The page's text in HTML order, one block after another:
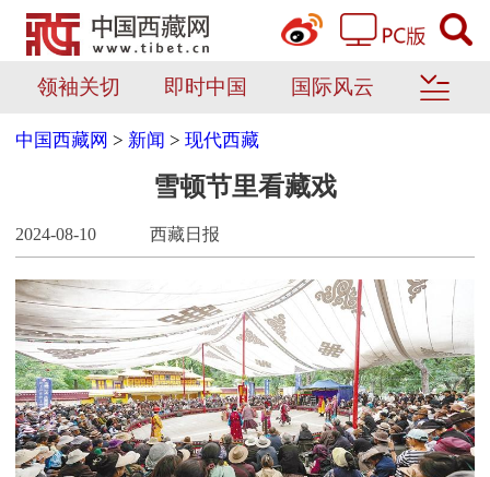
领袖关切 即时中国 国际风云
中国西藏网 > 新闻 >现代西藏
雪顿节里看藏戏
2024-08-10 西藏日报